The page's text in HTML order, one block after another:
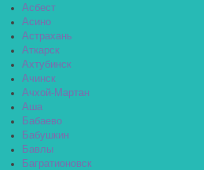
Асбест
Асино
Астрахань
Аткарск
Ахтубинск
Ачинск
Ачхой-Мартан
Аша
Бабаево
Бабушкин
Бавлы
Багратионовск